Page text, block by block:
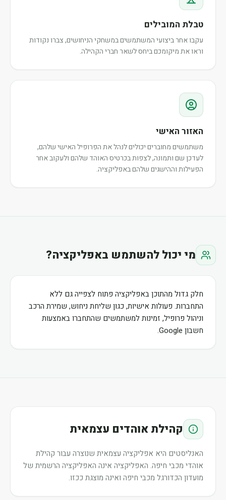
טבלת המובילים
עקבו אחר ביצועי המשתמשים במשחקי הניחושים, צברו נקודות
וראו את מיקומכם ביחס לשאר חברי הקהילה.
האזור האישי
משתמשים מחוברים יכולים לנהל את הפרופיל האישי שלהם,
לעדכן שם ותמונה, לצפות בכרטיס האוהד שלהם ולעקוב אחר
הפעילות וההישגים שלהם באפליקציה.
מי יכול להשתמש באפליקציה?
חלק גדול מהתוכן באפליקציה פתוח לצפייה גם ללא
התחברות. פעולות אישיות, כגון שליחת ניחוש, שמירת הרכב
וניהול פרופיל, זמינות למשתמשים שהתחברו באמצעות
חשבון Google.
קהילת אוהדים עצמאית
האנליסטים היא אפליקציה עצמאית שנוצרה עבור קהילת
אוהדי מכבי חיפה. האפליקציה אינה האפליקציה הרשמית של
מועדון הכדורגל מכבי חיפה ואינה מוצגת ככזו.